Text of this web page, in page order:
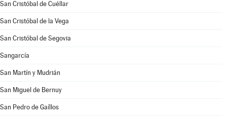
San Cristóbal de Cuéllar
San Cristóbal de la Vega
San Cristóbal de Segovia
Sangarcía
San Martín y Mudrián
San Miguel de Bernuy
San Pedro de Gaíllos